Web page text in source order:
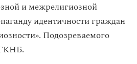
и межрелигиозной
идентичности граждан
Подозреваемого